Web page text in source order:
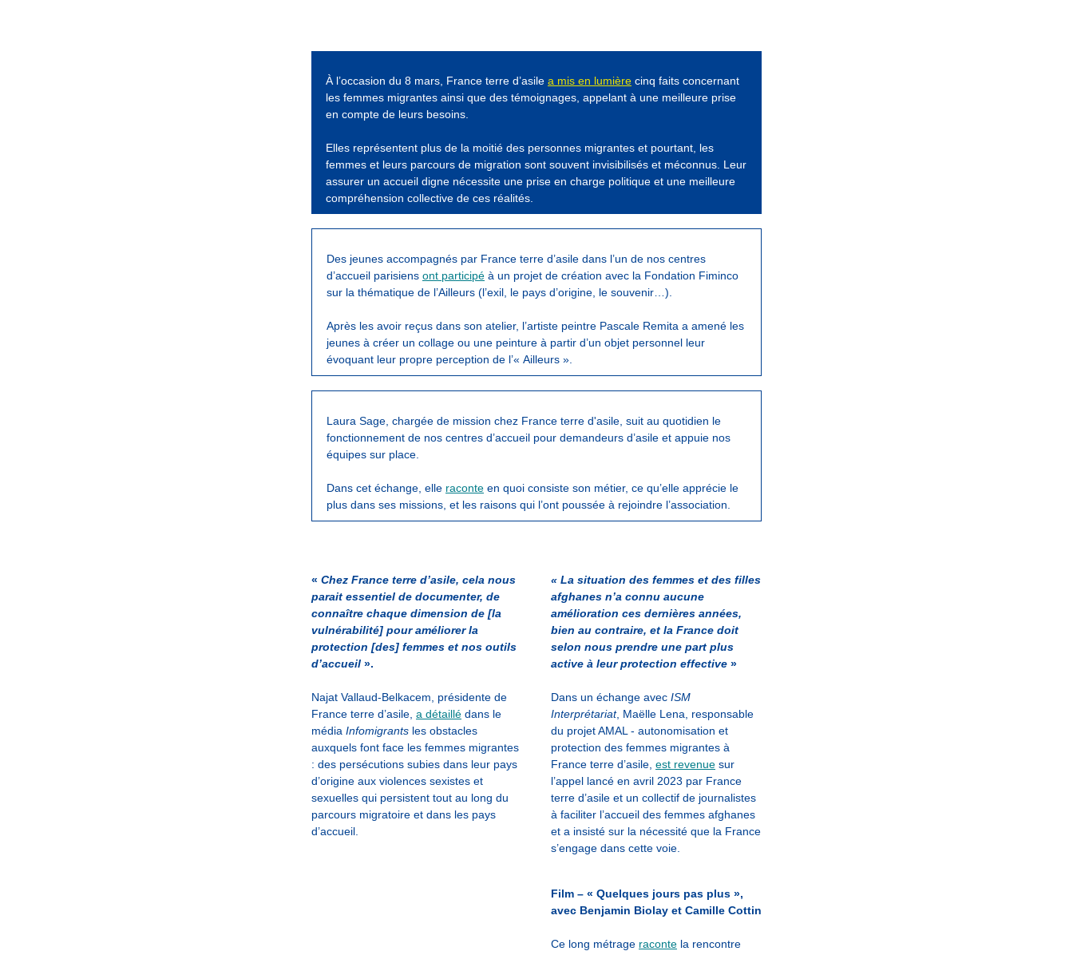
À l’occasion du 8 mars, France terre d’asile a mis en lumière cinq faits concernant
les femmes migrantes ainsi que des témoignages, appelant à une meilleure prise
en compte de leurs besoins.
Elles représentent plus de la moitié des personnes migrantes et pourtant, les
femmes et leurs parcours de migration sont souvent invisibilisés et méconnus. Leur
assurer un accueil digne nécessite une prise en charge politique et une meilleure
compréhension collective de ces réalités.
Des jeunes accompagnés par France terre d’asile dans l’un de nos centres
d’accueil parisiens ont participé à un projet de création avec la Fondation Fiminco
sur la thématique de l’Ailleurs (l’exil, le pays d’origine, le souvenir…).
Après les avoir reçus dans son atelier, l’artiste peintre Pascale Remita a amené les
jeunes à créer un collage ou une peinture à partir d’un objet personnel leur
évoquant leur propre perception de l’« Ailleurs ».
Laura Sage, chargée de mission chez France terre d'asile, suit au quotidien le
fonctionnement de nos centres d’accueil pour demandeurs d’asile et appuie nos
équipes sur place.
Dans cet échange, elle raconte en quoi consiste son métier, ce qu’elle apprécie le
plus dans ses missions, et les raisons qui l’ont poussée à rejoindre l’association.
« Chez France terre d’asile, cela nous
parait essentiel de documenter, de
connaître chaque dimension de [la
vulnérabilité] pour améliorer la
protection [des] femmes et nos outils
d’accueil ».
Najat Vallaud-Belkacem, présidente de
France terre d’asile, a détaillé dans le
média Infomigrants les obstacles
auxquels font face les femmes migrantes
: des persécutions subies dans leur pays
d’origine aux violences sexistes et
sexuelles qui persistent tout au long du
parcours migratoire et dans les pays
d’accueil.
« La situation des femmes et des filles
afghanes n’a connu aucune
amélioration ces dernières années,
bien au contraire, et la France doit
selon nous prendre une part plus
active à leur protection effective »
Dans un échange avec ISM
Interprétariat, Maëlle Lena, responsable
du projet AMAL - autonomisation et
protection des femmes migrantes à
France terre d’asile, est revenue sur
l’appel lancé en avril 2023 par France
terre d’asile et un collectif de journalistes
à faciliter l’accueil des femmes afghanes
et a insisté sur la nécessité que la France
s’engage dans cette voie.
Film – « Quelques jours pas plus »,
avec Benjamin Biolay et Camille Cottin
Ce long métrage raconte la rencontre